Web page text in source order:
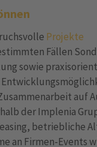
Projekte
Fällen
sowie
auf
der Implenia
betriebliche
an Firmen-Events